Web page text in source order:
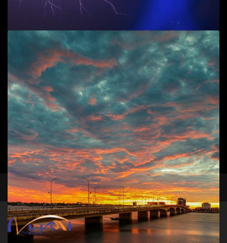
Add to cart
Cầu Nhật Lệ 2
Phong cảnh T.P Đồng Hới
45$
Add to cart
. Nhật lệ khúc giao mùa
Phong cảnh,T.P Đồng Hới
25$
facebook instagram